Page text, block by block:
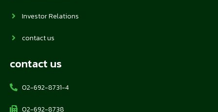
Investor Relations
contact us
contact us
02-692-8731-4
02-692-8738